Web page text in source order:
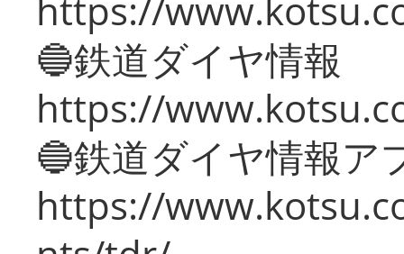
https://
🔵鉄道ダイヤ情報
https://
🔵鉄道ダイヤ情報ア
https://